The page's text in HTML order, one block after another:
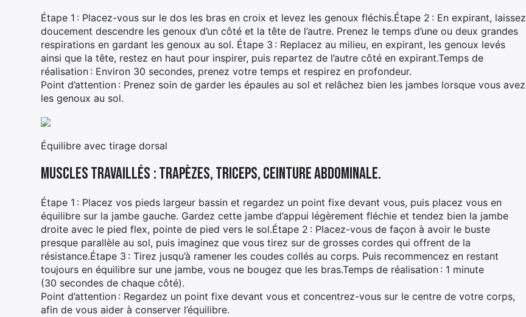
Étape 1 : Placez-vous sur le dos les bras en croix et levez les genoux fléchis.Étape 2 : En expirant, laissez
doucement descendre les genoux d’un côté et la tête de l’autre. ­Prenez le temps d’une ou deux grandes
respirations en gardant les genoux au sol. Étape 3 : Replacez au milieu, en expirant, les genoux levés
ainsi que la tête, restez en haut pour ­inspirer, puis repartez de l’autre côté en expirant.Temps de
réalisation : Environ 30 secondes, prenez votre temps et respirez en profondeur.
Point d’attention : Prenez soin de garder les épaules au sol et relâchez bien les jambes lorsque vous avez
les genoux au sol.
Équilibre avec tirage dorsal
Muscles travaillés : trapèzes, triceps, ceinture abdominale.
Étape 1 : Placez vos pieds largeur bassin et regardez un point fixe devant vous, puis placez vous en
équilibre sur la jambe gauche. Gardez cette jambe d’appui légèrement fléchie et tendez bien la jambe
droite avec le pied flex, pointe de pied vers le sol.Étape 2 : Placez-vous de façon à avoir le buste
presque parallèle au sol, puis imaginez que vous tirez sur de grosses cordes qui offrent de la
résistance.Étape 3 : Tirez jusqu’à ramener les coudes collés au corps. Puis recommencez en restant
toujours en équilibre sur une jambe, vous ne bougez que les bras.Temps de réalisation : 1 minute
(30 secondes de chaque côté).
Point d’attention : Regardez un point fixe devant vous et concentrez-vous sur le centre de votre corps,
afin de vous aider à conserver l’équilibre.